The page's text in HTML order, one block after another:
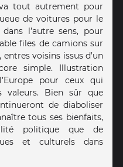
tout autrement pour
de voitures pour le
l’autre sens, pour
files de camions sur
voisins issus d’un
simple. Illustration
pour ceux qui
valeurs. Bien sûr que
de diaboliser
tous ses bienfaits,
politique que de
et culturels dans